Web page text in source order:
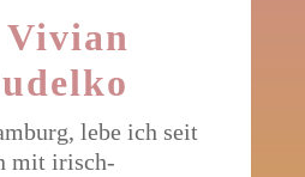
lebe ich seit
mit irisch-